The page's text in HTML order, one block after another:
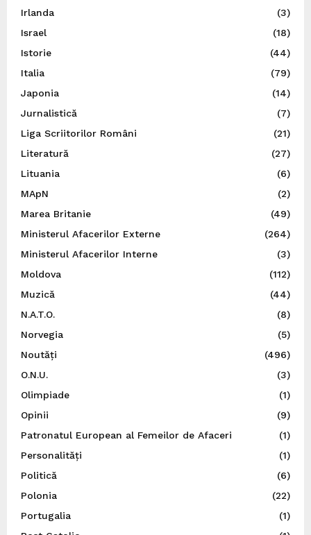
Irlanda
(3)
Israel
(18)
Istorie
(44)
Italia
(79)
Japonia
(14)
Jurnalistică
(7)
Liga Scriitorilor Români
(21)
Literatură
(27)
Lituania
(6)
MApN
(2)
Marea Britanie
(49)
Ministerul Afacerilor Externe
(264)
Ministerul Afacerilor Interne
(3)
Moldova
(112)
Muzică
(44)
N.A.T.O.
(8)
Norvegia
(5)
Noutăți
(496)
O.N.U.
(3)
Olimpiade
(1)
Opinii
(9)
Patronatul European al Femeilor de Afaceri
(1)
Personalități
(1)
Politică
(6)
Polonia
(22)
Portugalia
(1)